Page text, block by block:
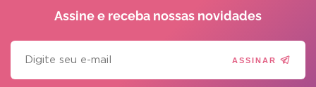
Assine e receba nossas novidades
ASSINAR